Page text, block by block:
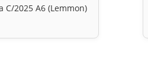
C/2025 A6 (Lemmon)